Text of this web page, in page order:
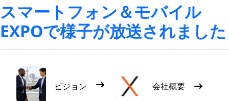
スマートフォン＆モバイル
EXPOで様子が放送されました
ビジョン 会社概要